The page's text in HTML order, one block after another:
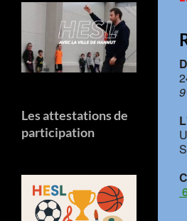
Les attestations de
participation